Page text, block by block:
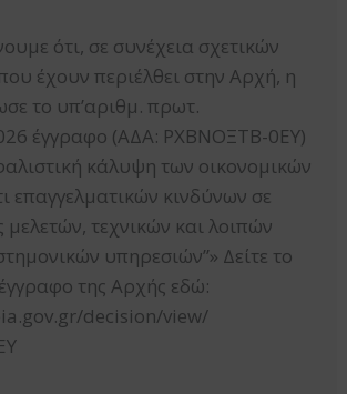
ότι, σε συνέχεια σχετικών
έχουν περιέλθει στην Αρχή, η
το υπ’αριθμ. πρωτ.
έγγραφο (ΑΔΑ: ΡΧΒΝΟΞΤΒ-0ΕΥ)
κάλυψη των οικονομικών
επαγγελματικών κινδύνων σε
μελετών, τεχνικών και λοιπών
υπηρεσιών”» Δείτε το
της Αρχής εδώ:
decision/view/